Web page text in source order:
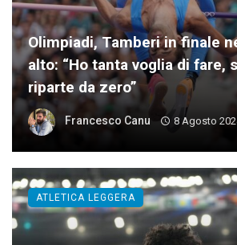
Olimpiadi, Tamberi in finale
alto: “Ho tanta voglia di fare,
riparte da zero”
Francesco Canu 8 Agosto
ATLETICA LEGGERA